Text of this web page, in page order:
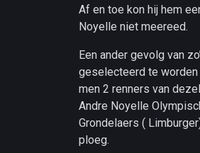
Af en toe kon hij hem
Noyelle niet meereed.
Een ander gevolg van
geselecteerd te
men 2 renners van
Andre Noyelle
Grondelaers (
ploeg.